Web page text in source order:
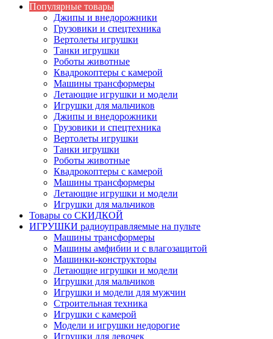
Популярные товары
Джипы и внедорожники
Грузовики и спецтехника
Вертолеты игрушки
Танки игрушки
Роботы животные
Квадрокоптеры с камерой
Машины трансформеры
Летающие игрушки и модели
Игрушки для мальчиков
Джипы и внедорожники
Грузовики и спецтехника
Вертолеты игрушки
Танки игрушки
Роботы животные
Квадрокоптеры с камерой
Машины трансформеры
Летающие игрушки и модели
Игрушки для мальчиков
Товары со СКИДКОЙ
ИГРУШКИ радиоуправляемые на пульте
Машины трансформеры
Машины амфибии и с влагозащитой
Машинки-конструкторы
Летающие игрушки и модели
Игрушки для мальчиков
Игрушки и модели для мужчин
Строительная техника
Игрушки с камерой
Модели и игрушки недорогие
Игрушки для девочек